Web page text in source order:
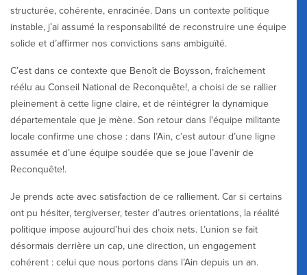
structurée, cohérente, enracinée. Dans un contexte politique
instable, j’ai assumé la responsabilité de reconstruire une équipe
solide et d’affirmer nos convictions sans ambiguïté.
C’est dans ce contexte que Benoît de Boysson, fraîchement
réélu au Conseil National de Reconquête!, a choisi de se rallier
pleinement à cette ligne claire, et de réintégrer la dynamique
départementale que je mène. Son retour dans l'équipe militante
locale confirme une chose : dans l’Ain, c’est autour d’une ligne
assumée et d’une équipe soudée que se joue l’avenir de
Reconquête!.
Je prends acte avec satisfaction de ce ralliement. Car si certains
ont pu hésiter, tergiverser, tester d’autres orientations, la réalité
politique impose aujourd’hui des choix nets. L’union se fait
désormais derrière un cap, une direction, un engagement
cohérent : celui que nous portons dans l’Ain depuis un an.